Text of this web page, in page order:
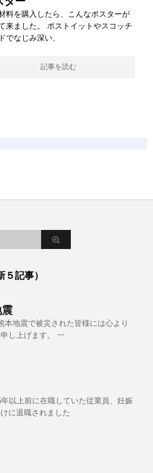
料を購入したら、こんなポスターが
来ました。 ポストイットやスコッチ
でなじみ深い、
記事を読む
記事）
本地震で被災された皆様には心より
し上げます。 一
以上前に在職していた従業員、妊娠
に退職されました